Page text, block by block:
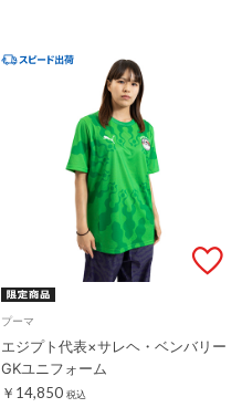
プーマ
エジプト代表×サレヘ・ベンバリー
GKユニフォーム
￥14,850 税込